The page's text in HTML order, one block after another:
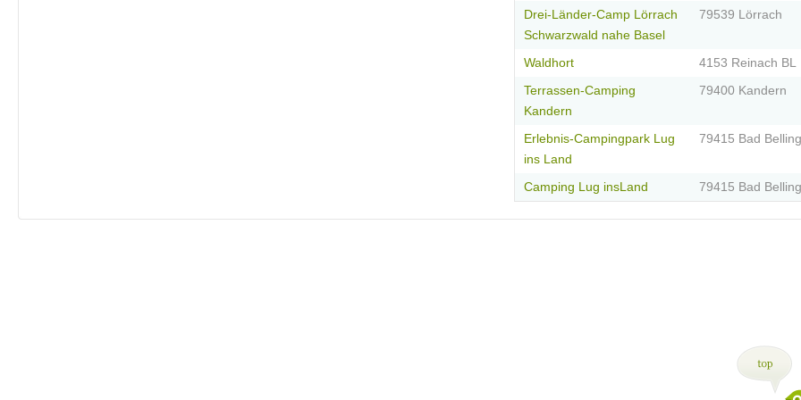
Drei-Länder-Camp Lörrach
Schwarzwald nahe Basel
79539 Lörrach
Waldhort 4153 Reinach BL
Terrassen-Camping
Kandern
79400 Kandern
Erlebnis-Campingpark Lug
ins Land
79415 Bad
Camping Lug insLand 79415 Bad